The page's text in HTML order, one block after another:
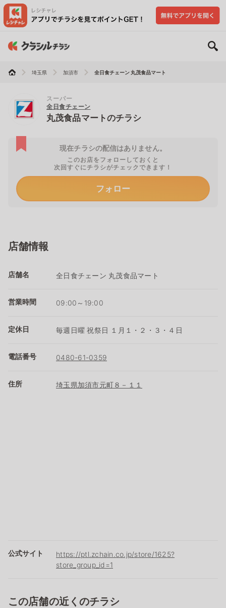
埼玉県 加須市 全日食チェーン 丸茂食品マート
スーパー
全日食チェーン
丸茂食品マートのチラシ
現在チラシの配信はありません。
このお店をフォローしておくと
次回すぐにチラシがチェックできます！
フォロー
店舗情報
店舗名 全日食チェーン 丸茂食品マート
営業時間 09:00～19:00
定休日 毎週日曜 祝祭日 １月１・２・３・４日
電話番号 0480-61-0359
住所 埼玉県加須市元町８－１１
公式サイト
https://ptl.zchain.co.jp/store/1625?
store_group_id=1
この店舗の近くのチラシ